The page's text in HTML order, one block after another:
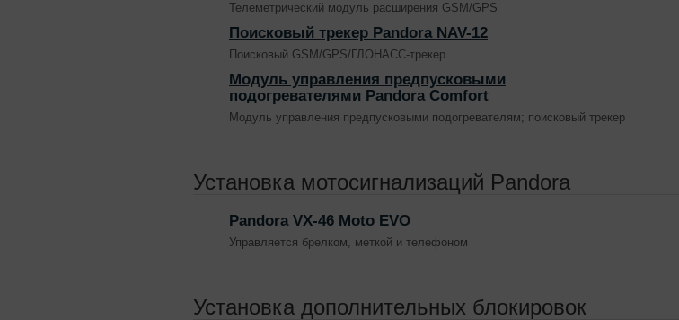
Телеметрический модуль расширения GSM/GPS
Поисковый трекер Pandora NAV-12
Поисковый GSM/GPS/ГЛОНАСС-трекер
Модуль управления предпусковыми
подогревателями Pandora Comfort
Модуль управления предпусковыми подогревателям; поисковый трекер
Установка мотосигнализаций Pandora
Pandora VX-46 Moto EVO
Управляется брелком, меткой и телефоном
Установка дополнительных блокировок